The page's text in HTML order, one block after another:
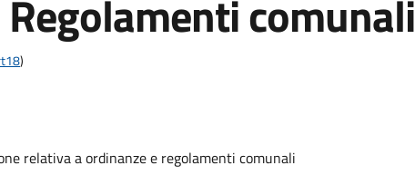
comunali
)
relativa a ordinanze e regolamenti comunali